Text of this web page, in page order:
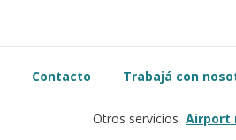
Contacto Trabajá con
Otros servicios Airport